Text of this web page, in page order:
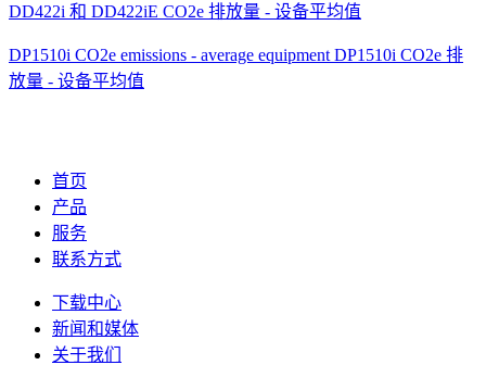
DD422i 和 DD422iE CO2e 排放量 - 设备平均值
DP1510i CO2e emissions - average equipment DP1510i CO2e 排
放量 - 设备平均值
首页
产品
服务
联系方式
下载中心
新闻和媒体
关于我们